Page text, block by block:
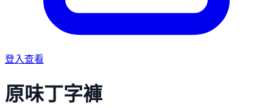
登入查看
原味丁字褲